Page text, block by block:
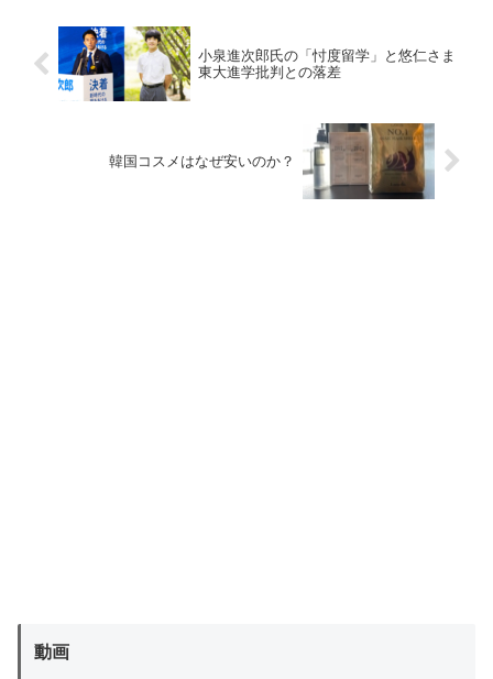
小泉進次郎氏の「忖度留学」と悠仁さま
東大進学批判との落差
韓国コスメはなぜ安いのか？
動画